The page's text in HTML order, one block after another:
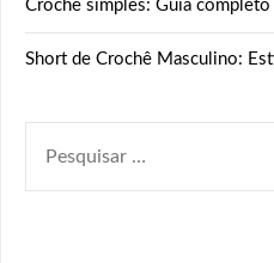
Crochê simples: Guia completo
Short de Crochê Masculino:
POR: